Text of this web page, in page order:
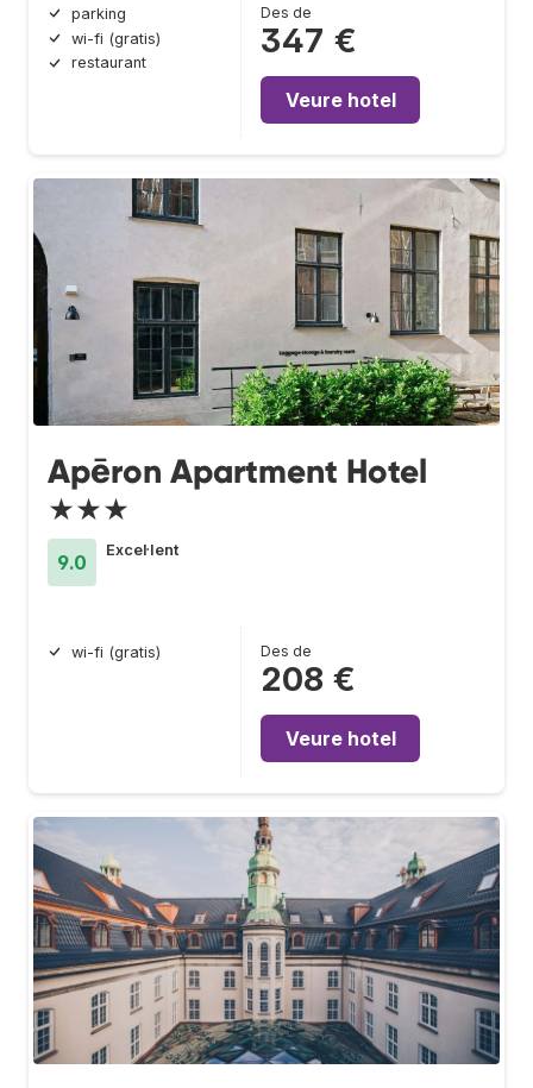
parking
wi-fi (gratis)
restaurant
Des de
347 €
Veure hotel
Apēron Apartment Hotel
★★★
9.0
Excel·lent
wi-fi (gratis) Des de
208 €
Veure hotel